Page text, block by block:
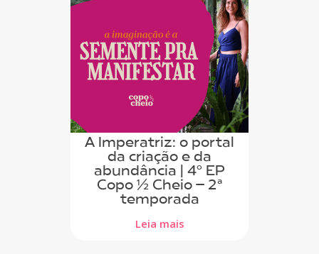
A Imperatriz: o portal
da criação e da
abundância | 4º EP
Copo ½ Cheio – 2ª
temporada
Leia mais